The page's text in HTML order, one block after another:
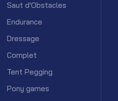
Saut d'Obstacles
Endurance
Dressage
Complet
Tent Pegging
Pony games